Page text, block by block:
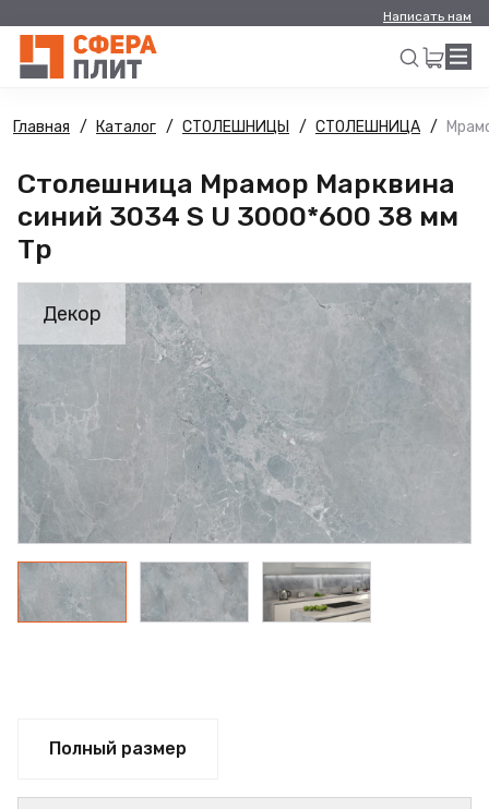
Написать нам
Искать
Главная Каталог СТОЛЕШНИЦЫ СТОЛЕШНИЦА
Столешница Мрамор Марквина
синий 3034 S U 3000*600 38 мм
Тр
Декор
Полный размер